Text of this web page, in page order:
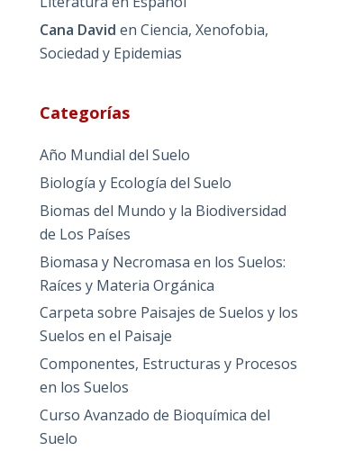
Cana David enCiencia, Xenofobia,
Sociedad y Epidemias
Categorías
Año Mundial del Suelo
Biología y Ecología del Suelo
Biomas del Mundo y la Biodiversidad
de Los Países
Biomasa y Necromasa en los Suelos:
Raíces y Materia Orgánica
Carpeta sobre Paisajes de Suelos y los
Suelos en el Paisaje
Componentes, Estructuras y Procesos
en los Suelos
Curso Avanzado de Bioquímica del
Suelo